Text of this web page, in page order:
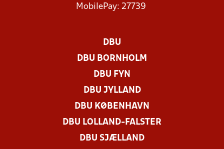
MobilePay: 27739
DBU
DBU BORNHOLM
DBU FYN
DBU JYLLAND
DBU KØBENHAVN
DBU LOLLAND-FALSTER
DBU SJÆLLAND